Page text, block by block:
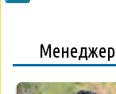
Менеджер